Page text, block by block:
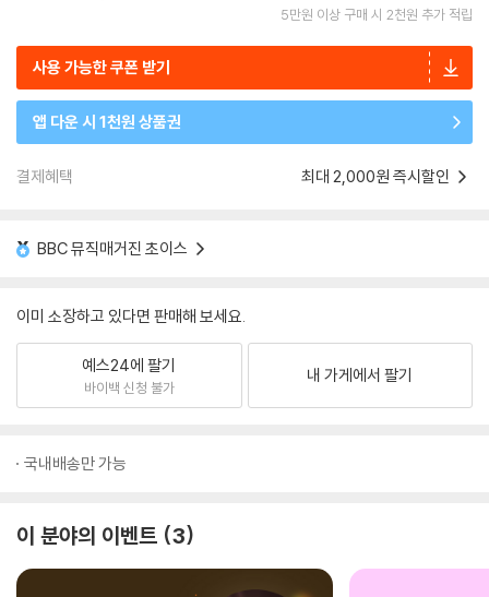
5만원 이상 구매 시 2천원 추가 적립
사용 가능한 쿠폰 받기
앱 다운 시 1천원 상품권
결제혜택 최대 2,000원 즉시할인
BBC 뮤직매거진 초이스
이미 소장하고 있다면 판매해 보세요.
예스24에 팔기
바이백 신청 불가
내 가게에서 팔기
국내배송만 가능
이 분야의 이벤트 3